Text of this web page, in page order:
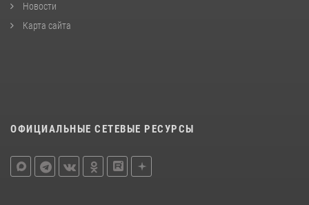
Новости
Карта сайта
ОФИЦИАЛЬНЫЕ СЕТЕВЫЕ РЕСУРСЫ